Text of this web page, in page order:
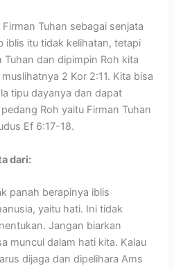
Tuhan sebagai senjata
iblis itu tidak kelihatan, tetapi
Tuhan dan dipimpin Roh kita
2 Kor 2:11. Kita bisa
tipu dayanya dan dapat
Roh yaitu Firman Tuhan
Ef 6:17-18.
dari:
panah berapinya iblis
yaitu hati. Ini tidak
Jangan biarkan
muncul dalam hati kita. Kalau
dijaga dan dipelihara Ams